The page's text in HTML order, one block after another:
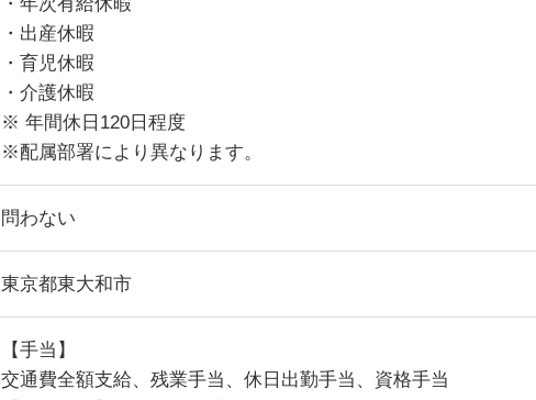
・出産休暇
・育児休暇
・介護休暇
※ 年間休日120日程度
※配属部署により異なります。
問わない
東京都東大和市
【手当】
交通費全額支給、残業手当、休日出勤手当、資格手当